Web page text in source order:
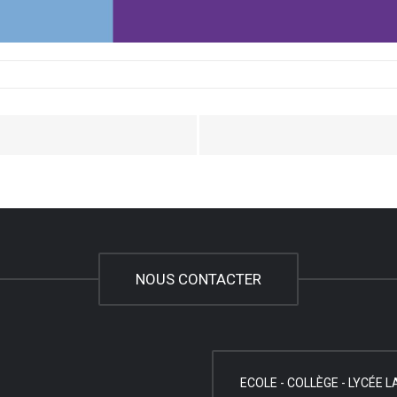
NOUS CONTACTER
ECOLE - COLLÈGE - LYCÉE